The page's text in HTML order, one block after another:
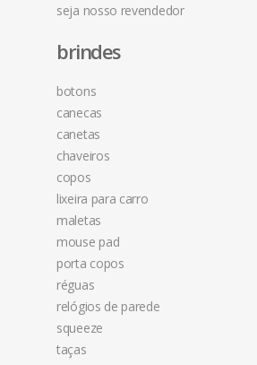
seja nosso revendedor
brindes
botons
canecas
canetas
chaveiros
copos
lixeira para carro
maletas
mouse pad
porta copos
réguas
relógios de parede
squeeze
taças